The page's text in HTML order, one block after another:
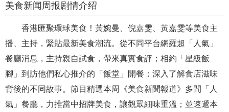
美食新闻周报剧情介绍
香港匯聚環球美食！黃婉曼、倪嘉雯、黃嘉雯等美食主
播、主持，緊貼最新美食潮流。從不同平台網羅超「人氣」
餐廳消息，主持親自試食，帶來真實食評；相約「星級飯
腳」到訪他們私心推介的「飯堂」開餐；深入了解食店滋味
背後的不同故事。節目精選本周《美食新聞報道》多間「人
氣」餐廳，力推當中招牌美食，讓觀眾細味重溫；並速遞本